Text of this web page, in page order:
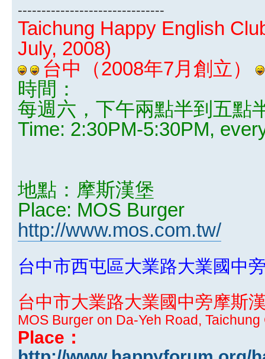
-------------------------------
Taichung Happy English
July, 2008)
台中（2008年7月創立）
時間：
每週六，下午兩點半到五點
Time: 2:30PM-5:30PM,
地點：摩斯漢堡
Place: MOS Burger
http://www.mos.com.tw/
台中市西屯區大業路大業國中
台中市大業路大業國中旁摩斯
MOS Burger on Da-Yeh Road, Taichung
Place：